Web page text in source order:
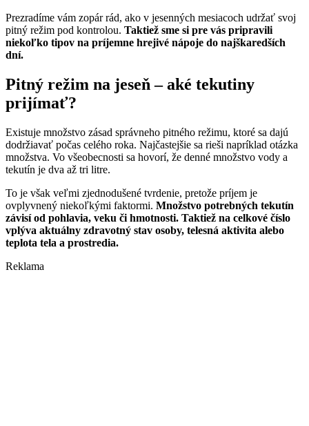
Prezradíme vám zopár rád, ako v jesenných mesiacoch udržať svoj
pitný režim pod kontrolou. Taktiež sme si pre vás pripravili
niekoľko tipov na príjemne hrejivé nápoje do najškaredších
dní.
Pitný režim na jeseň – aké tekutiny
prijímať?
Existuje množstvo zásad správneho pitného režimu, ktoré sa dajú
dodržiavať počas celého roka. Najčastejšie sa rieši napríklad otázka
množstva. Vo všeobecnosti sa hovorí, že denné množstvo vody a
tekutín je dva až tri litre.
To je však veľmi zjednodušené tvrdenie, pretože príjem je
ovplyvnený niekoľkými faktormi. Množstvo potrebných tekutín
závisí od pohlavia, veku či hmotnosti. Taktiež na celkové číslo
vplýva aktuálny zdravotný stav osoby, telesná aktivita alebo
teplota tela a prostredia.
Reklama